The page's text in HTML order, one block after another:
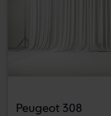
Peugeot 308